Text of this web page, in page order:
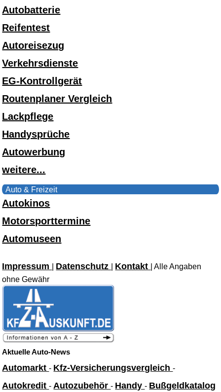
Autobatterie
Reifentest
Autoreisezug
Verkehrsdienste
EG-Kontrollgerät
Routenplaner Vergleich
Lackpflege
Handysprüche
Autowerbung
weitere...
Auto & Freizeit
Autokinos
Motorsporttermine
Automuseen
Impressum Datenschutz Kontakt
| Alle Angaben
ohne Gewähr
Aktuelle Auto-News
Automarkt- Kfz-Versicherungsvergleich-
Autokredit- Autozubehör- Handy- Bußgeldkatalog